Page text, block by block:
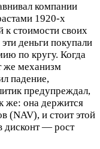
компании
1920-х
к стоимости своих
деньги покупали
по кругу. Когда
же механизм
падение,
предупреждал,
же: она держится
(NAV), и стоит этой
дисконт — рост